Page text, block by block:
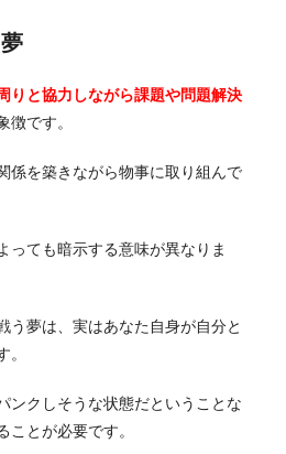
りと協力しながら課題や問題解決
徴です。
係を築きながら物事に取り組んで
っても暗示する意味が異なりま
う夢は、実はあなた自身が自分と
。
ンクしそうな状態だということな
ことが必要です。